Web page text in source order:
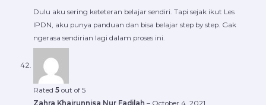
Dulu aku sering keteteran belajar sendiri. Tapi sejak ikut Les
IPDN, aku punya panduan dan bisa belajar step by step. Gak
ngerasa sendirian lagi dalam proses ini.
Rated 5out of 5
Zahra Khairunnisa Nur Fadilah – October 4, 2021